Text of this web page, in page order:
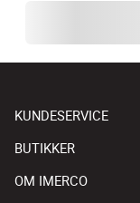
KUNDESERVICE
BUTIKKER
OM IMERCO